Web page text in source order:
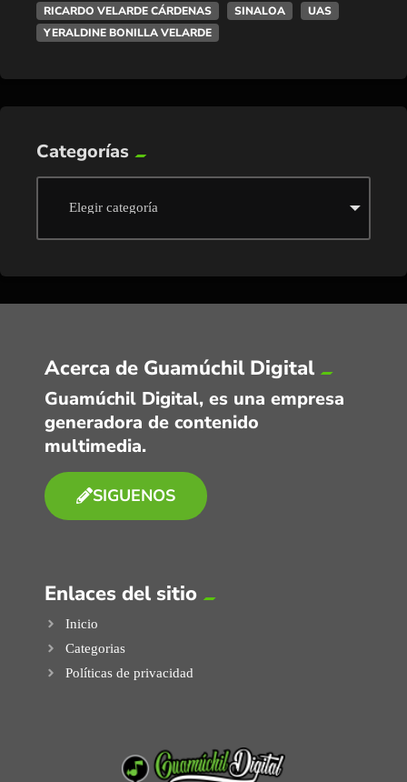
RICARDO VELARDE CÁRDENAS
SINALOA
UAS
YERALDINE BONILLA VELARDE
Categorías
Acerca de Guamúchil Digital
Guamúchil Digital, es una empresa
generadora de contenido
multimedia.
SIGUENOS
Enlaces del sitio
Inicio
Categorias
Políticas de privacidad